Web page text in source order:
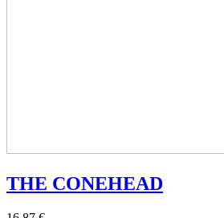
THE CONEHEAD